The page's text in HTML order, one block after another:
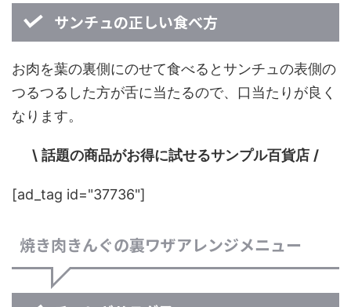
サンチュの正しい食べ方
お肉を葉の裏側にのせて食べるとサンチュの表側の
つるつるした方が舌に当たるので、口当たりが良く
なります。
\ 話題の商品がお得に試せるサンプル百貨店 /
[ad_tag id="37736"]
焼き肉きんぐの裏ワザアレンジメニュー